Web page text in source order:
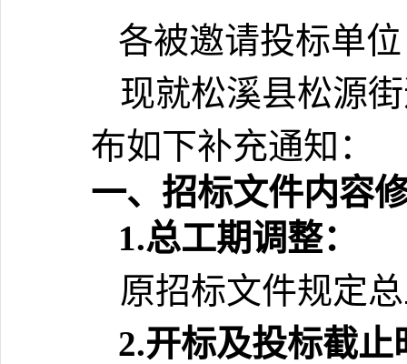
各被邀请投标单
现就松溪县松源
布如下补充通知：
一、招标文件内容
1.总工期调整：
原招标文件规定
2.开标及投标截止